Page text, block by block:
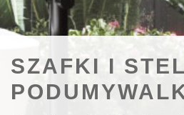
SZAFKI I